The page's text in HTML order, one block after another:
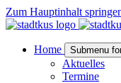
Zum Hauptinhalt
Home Submenu
Aktuelles
Termine